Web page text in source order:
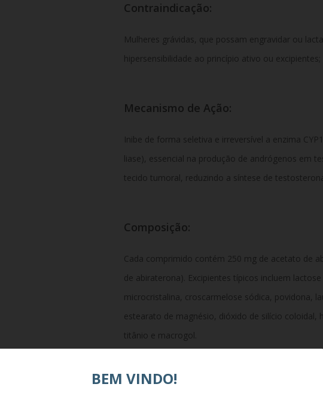
Contraindicação:
Mulheres grávidas, que possam engravidar ou
hipersensibilidade ao princípio ativo ou
Mecanismo de Ação:
Inibe de forma seletiva e irreversível a enzima
liase), essencial na produção de andrógenos em
tecido tumoral, reduzindo a síntese de
Composição:
Cada comprimido contém 250 mg de acetato de
de abiraterona). Excipientes típicos incluem
microcristalina, croscarmelose sódica, povidona,
estearato de magnésio, dióxido de silício coloidal,
titânio e macrogol.
Classe Terapêutica:
BEM VINDO!